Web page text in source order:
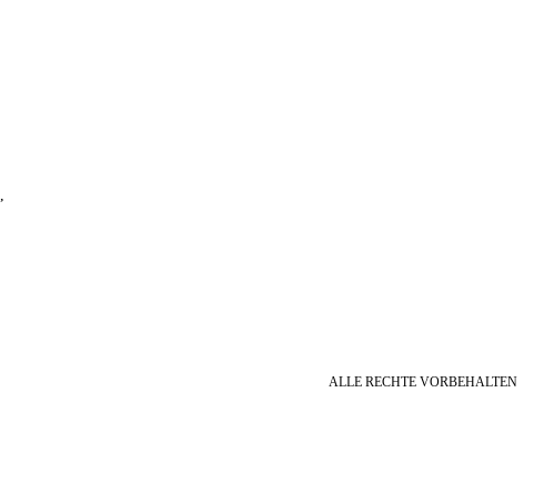
ALLE RECHTE VORBEHALTEN